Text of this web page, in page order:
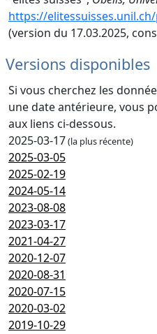
https://elitessuisses.unil.ch/
(version du 17.03.2025,
Versions disponibles
Si vous cherchez les
une date antérieure, vous
aux liens ci-dessous.
2025-03-17(la plus récente)
2025-03-05
2025-02-19
2024-05-14
2023-08-08
2023-03-17
2021-04-27
2020-12-07
2020-08-31
2020-07-15
2020-03-02
2019-10-29